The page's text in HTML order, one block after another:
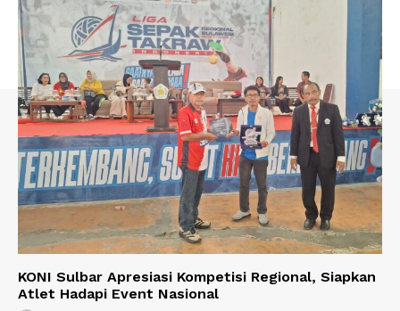
KONI Sulbar Apresiasi Kompetisi Regional, Siapkan
Atlet Hadapi Event Nasional